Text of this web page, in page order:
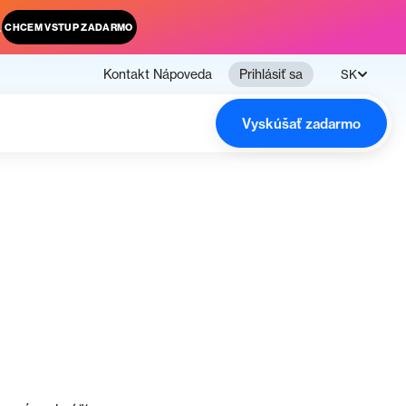
CHCEM VSTUP ZADARMO
Kontakt Nápoveda Prihlásiť sa SK
Vyskúšať zadarmo